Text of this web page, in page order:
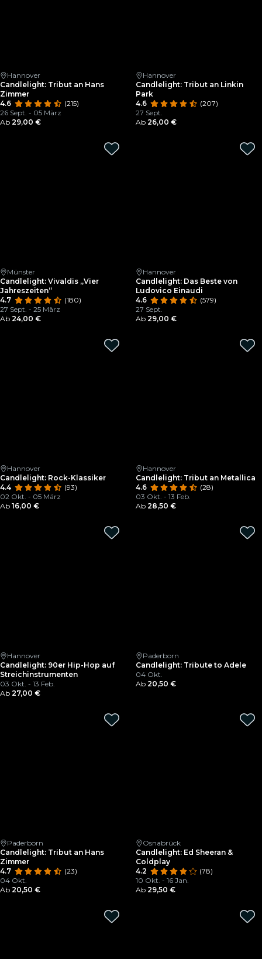
Hannover
Candlelight: Tribut an Hans
Zimmer
4.6
(215)
26 Sept. - 05 März
Ab 29,00 €
Hannover
Candlelight: Tribut an Linkin
Park
4.6
(207)
27 Sept.
Ab 26,00 €
Münster
Candlelight: Vivaldis „Vier
Jahreszeiten“
4.7
(180)
27 Sept. - 25 März
Ab 24,00 €
Hannover
Candlelight: Das Beste von
Ludovico Einaudi
4.6
(579)
27 Sept.
Ab 29,00 €
Hannover
Candlelight: Rock-Klassiker
4.4
(93)
02 Okt. - 05 März
Ab 16,00 €
Hannover
Candlelight: Tribut an Metallica
4.6
(28)
03 Okt. - 13 Feb.
Ab 28,50 €
Hannover
Candlelight: 90er Hip-Hop auf
Streichinstrumenten
03 Okt. - 13 Feb.
Ab 27,00 €
Paderborn
Candlelight: Tribute to Adele
04 Okt.
Ab 20,50 €
Paderborn
Candlelight: Tribut an Hans
Zimmer
4.7
(23)
04 Okt.
Ab 20,50 €
Osnabrück
Candlelight: Ed Sheeran &
Coldplay
4.2
(78)
10 Okt. - 16 Jan.
Ab 29,50 €